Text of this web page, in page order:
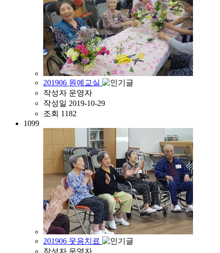
201906 원예교실
작성자 운영자
작성일 2019-10-29
조회 1182
1099
201906 웃음치료
작성자 운영자